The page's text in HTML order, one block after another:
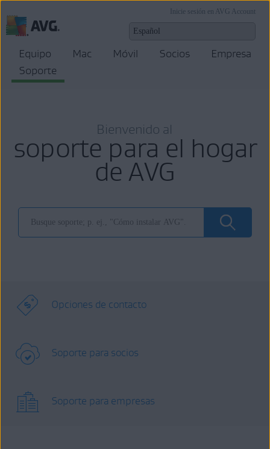
Inicie sesión en AVG Account
Equipo Mac Móvil Socios
Empresa
Soporte
Bienvenido al
soporte para el hogar
de AVG
Opciones de contacto
Soporte para socios
Soporte para empresas